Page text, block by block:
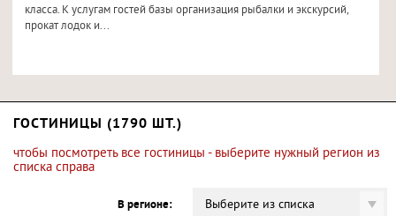
класса. К услугам гостей базы организация рыбалки и экскурсий,
прокат лодок и...
ГОСТИНИЦЫ (1790 ШТ.)
чтобы посмотреть все гостиницы - выберите нужный регион из
списка справа
В регионе: Выберите из списка